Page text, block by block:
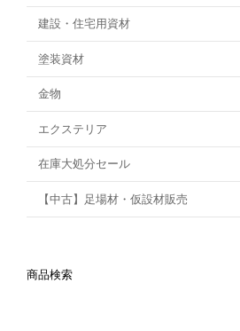
建設・住宅用資材
塗装資材
金物
エクステリア
在庫大処分セール
【中古】足場材・仮設材販売
商品検索